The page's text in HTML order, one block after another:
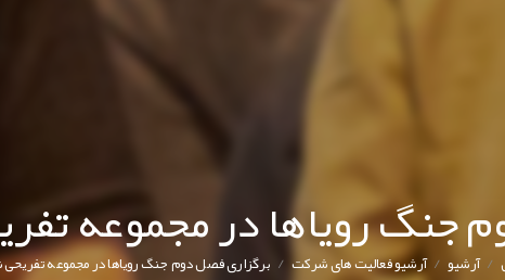
جنگ رویاها در مجموعه /آرشیو /آرشیو فعالیت های شرکت / برگزاری فصل دوم جنگ رویاها در مجموعه تفریحی